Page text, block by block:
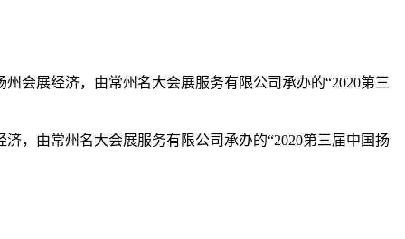
会展经济，由常州名大会展服务有限公司承办的“2020第三
，由常州名大会展服务有限公司承办的“2020第三届中国扬